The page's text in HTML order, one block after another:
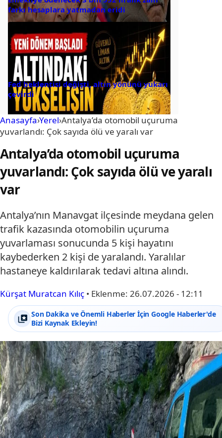
farkı hesaplara yatmadan eridi
Fed beklentisi değişti, altın yönünü yukarı
çevirdi
Anasayfa›Yerel›Antalya’da otomobil uçuruma
yuvarlandı: Çok sayıda ölü ve yaralı var
Antalya’da otomobil uçuruma
yuvarlandı: Çok sayıda ölü ve yaralı
var
Antalya’nın Manavgat ilçesinde meydana gelen
trafik kazasında otomobilin uçuruma
yuvarlaması sonucunda 5 kişi hayatını
kaybederken 2 kişi de yaralandı. Yaralılar
hastaneye kaldırılarak tedavi altına alındı.
Kürşat Muratcan Kılıç • Eklenme: 26.07.2026 - 12:11
Son Dakika ve Önemli Haberler İçin Google Haberler'de
Bizi Kaynak Ekleyin!